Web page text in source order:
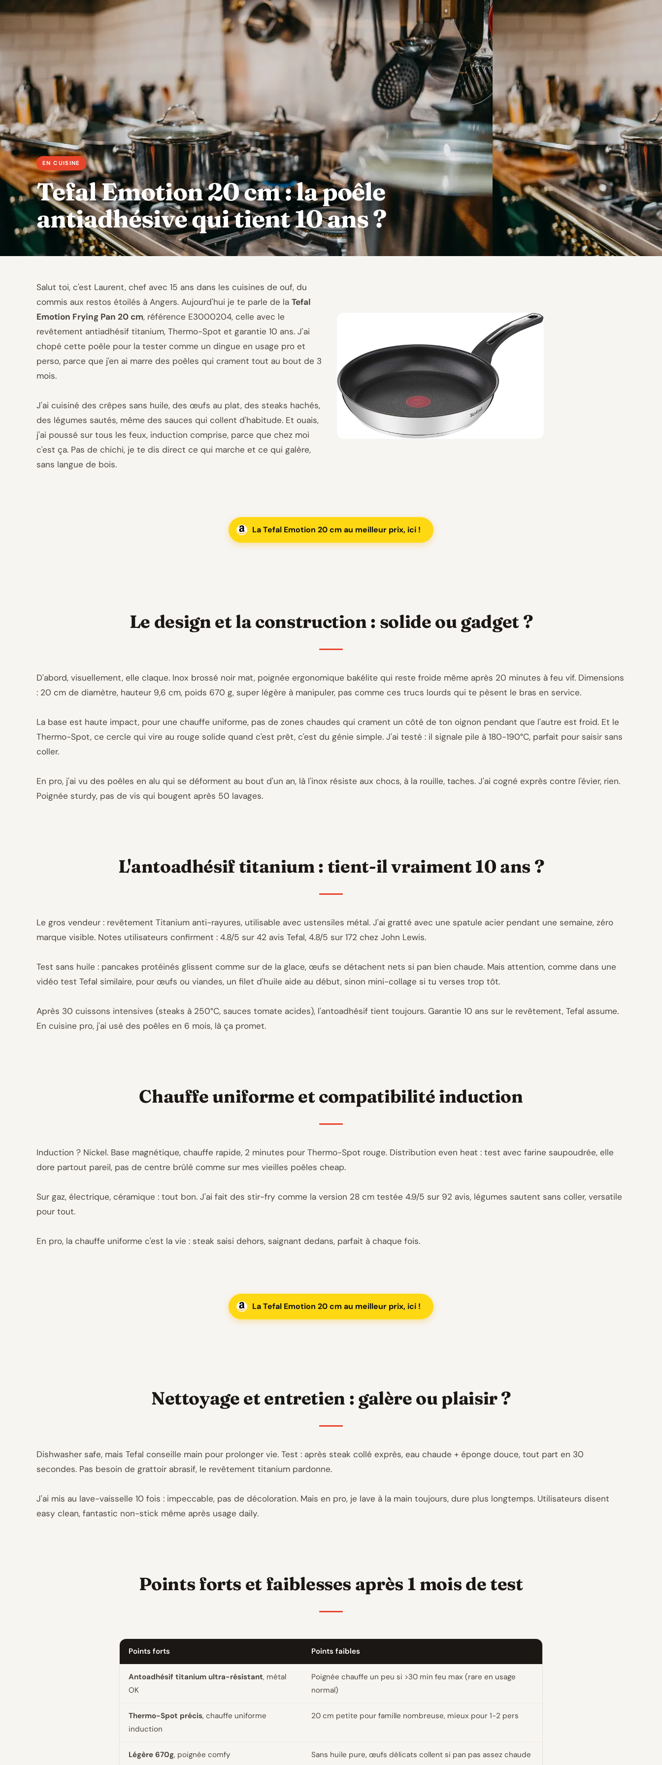
Tefal Emotion 20 cm : la poêle
antiadhésive qui tient 10 ans ?
Salut toi, c'est Laurent, chef avec 15 ans dans les cuisines de ouf, du
commis aux restos étoilés à Angers. Aujourd'hui je te parle de la Tefal
Emotion Frying Pan 20 cm, référence E3000204, celle avec le
revêtement antiadhésif titanium, Thermo-Spot et garantie 10 ans. J'ai
chopé cette poêle pour la tester comme un dingue en usage pro et
perso, parce que j'en ai marre des poêles qui crament tout au bout de 3
mois.
J'ai cuisiné des crêpes sans huile, des œufs au plat, des steaks hachés,
des légumes sautés, même des sauces qui collent d'habitude. Et ouais,
j'ai poussé sur tous les feux, induction comprise, parce que chez moi
c'est ça. Pas de chichi, je te dis direct ce qui marche et ce qui galère,
sans langue de bois.
La Tefal Emotion 20 cm au meilleur prix, ici !
Le design et la construction : solide ou gadget ?
D'abord, visuellement, elle claque. Inox brossé noir mat, poignée ergonomique bakélite qui reste froide même après 20 minutes à feu vif. Dimensions
: 20 cm de diamètre, hauteur 9,6 cm, poids 670 g, super légère à manipuler, pas comme ces trucs lourds qui te pèsent le bras en service.
La base est haute impact, pour une chauffe uniforme, pas de zones chaudes qui crament un côté de ton oignon pendant que l'autre est froid. Et le
Thermo-Spot, ce cercle qui vire au rouge solide quand c'est prêt, c'est du génie simple. J'ai testé : il signale pile à 180-190°C, parfait pour saisir sans
coller.
En pro, j'ai vu des poêles en alu qui se déforment au bout d'un an, là l'inox résiste aux chocs, à la rouille, taches. J'ai cogné exprès contre l'évier, rien.
Poignée sturdy, pas de vis qui bougent après 50 lavages.
L'antoadhésif titanium : tient-il vraiment 10 ans ?
Le gros vendeur : revêtement Titanium anti-rayures, utilisable avec ustensiles métal. J'ai gratté avec une spatule acier pendant une semaine, zéro
marque visible. Notes utilisateurs confirment : 4.8/5 sur 42 avis Tefal, 4.8/5 sur 172 chez John Lewis.
Test sans huile : pancakes protéinés glissent comme sur de la glace, œufs se détachent nets si pan bien chaude. Mais attention, comme dans une
vidéo test Tefal similaire, pour œufs ou viandes, un filet d'huile aide au début, sinon mini-collage si tu verses trop tôt.
Après 30 cuissons intensives (steaks à 250°C, sauces tomate acides), l'antoadhésif tient toujours. Garantie 10 ans sur le revêtement, Tefal assume.
En cuisine pro, j'ai usé des poêles en 6 mois, là ça promet.
Chauffe uniforme et compatibilité induction
Induction ? Nickel. Base magnétique, chauffe rapide, 2 minutes pour Thermo-Spot rouge. Distribution even heat : test avec farine saupoudrée, elle
dore partout pareil, pas de centre brûlé comme sur mes vieilles poêles cheap.
Sur gaz, électrique, céramique : tout bon. J'ai fait des stir-fry comme la version 28 cm testée 4.9/5 sur 92 avis, légumes sautent sans coller, versatile
pour tout.
En pro, la chauffe uniforme c'est la vie : steak saisi dehors, saignant dedans, parfait à chaque fois.
La Tefal Emotion 20 cm au meilleur prix, ici !
Nettoyage et entretien : galère ou plaisir ?
Dishwasher safe, mais Tefal conseille main pour prolonger vie. Test : après steak collé exprès, eau chaude + éponge douce, tout part en 30
secondes. Pas besoin de grattoir abrasif, le revêtement titanium pardonne.
J'ai mis au lave-vaisselle 10 fois : impeccable, pas de décoloration. Mais en pro, je lave à la main toujours, dure plus longtemps. Utilisateurs disent
easy clean, fantastic non-stick même après usage daily.
Points forts et faiblesses après 1 mois de test
Points forts Points faibles
Antoadhésif titanium ultra-résistant, métal
OK
Poignée chauffe un peu si >30 min feu max (rare en usage
normal)
Thermo-Spot précis, chauffe uniforme
induction
20 cm petite pour famille nombreuse, mieux pour 1-2 pers
Légère 670g, poignée comfy Sans huile pure, œufs délicats collent si pan pas assez chaude